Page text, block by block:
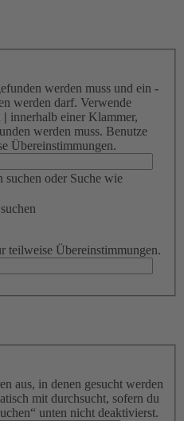
werden muss und ein -
werden darf. Verwende
| innerhalb einer Klammer,
werden muss. Benutze
Übereinstimmungen.
oder Suche wie
teilweise Übereinstimmungen.
aus, in denen gesucht werden
mit durchsucht, sofern du
unten nicht deaktivierst.